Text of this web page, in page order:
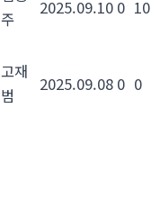
주
2025.09.10 0 10
고재
범
2025.09.08 0 0